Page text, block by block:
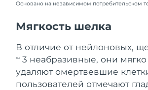
Основано на независимом потребительском
Мягкость шелка
В отличие от нейлоновых,
TM
3 неабразивные, они
удаляют омертвевшие
пользователей отмечают
Румыния
Россия